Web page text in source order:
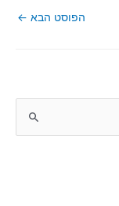
הפוסט הבא ←